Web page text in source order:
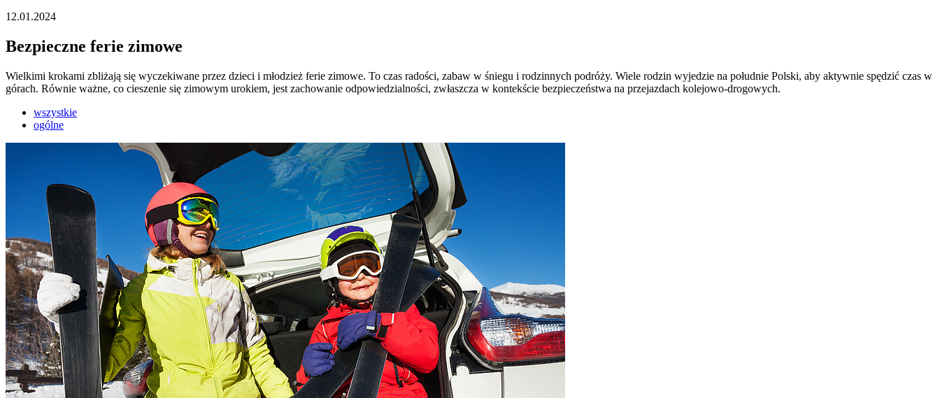
12.01.2024
Bezpieczne ferie zimowe
Wielkimi krokami zbliżają się wyczekiwane przez dzieci i młodzież ferie zimowe. To czas radości, zabaw w śniegu i rodzinnych podróży. Wiele rodzin wyjedzie na południe Polski, aby aktywnie spędzić czas w
górach. Równie ważne, co cieszenie się zimowym urokiem, jest zachowanie odpowiedzialności, zwłaszcza w kontekście bezpieczeństwa na przejazdach kolejowo-drogowych.
wszystkie
ogólne